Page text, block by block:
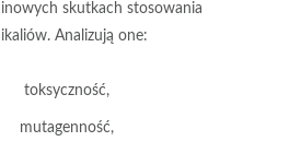
skutkach stosowania
Analizują one:
toksyczność,
mutagenność,